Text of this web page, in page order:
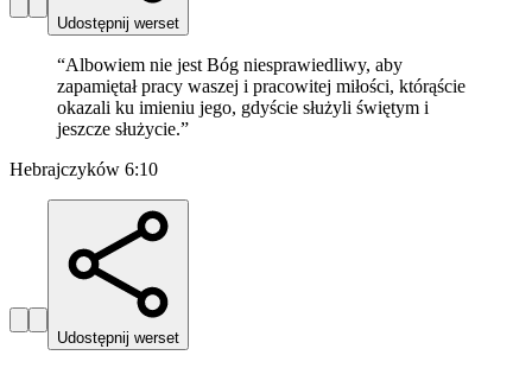
Udostępnij werset
“Albowiem nie jest Bóg niesprawiedliwy, aby
zapamiętał pracy waszej i pracowitej miłości, którąście
okazali ku imieniu jego, gdyście służyli świętym i
jeszcze służycie.”
Hebrajczyków 6:10
Udostępnij werset